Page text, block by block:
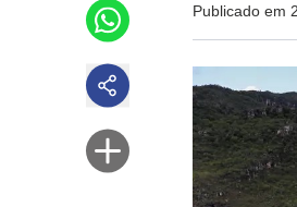
Publicado em